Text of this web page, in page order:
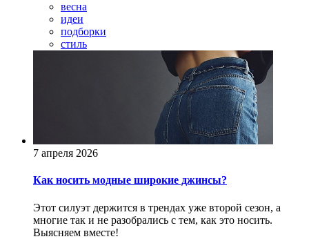
весна
идеи
подборки
стиль
7 апреля 2026
Как носить модные широкие джинсы?
Этот силуэт держится в трендах уже второй сезон, а
многие так и не разобрались с тем, как это носить.
Выясняем вместе!